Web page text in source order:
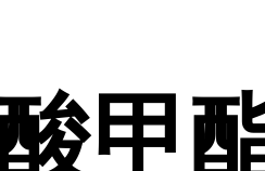
甲